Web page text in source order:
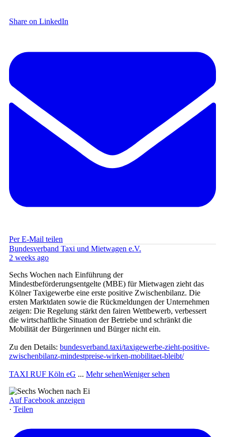
Share on LinkedIn
Per E-Mail teilen
Bundesverband Taxi und Mietwagen e.V.
2 weeks ago
Sechs Wochen nach Einführung der
Mindestbeförderungsentgelte (MBE) für Mietwagen zieht das
Kölner Taxigewerbe eine erste positive Zwischenbilanz. Die
ersten Marktdaten sowie die Rückmeldungen der Unternehmen
zeigen: Die Regelung stärkt den fairen Wettbewerb, verbessert
die wirtschaftliche Situation der Betriebe und schränkt die
Mobilität der Bürgerinnen und Bürger nicht ein.
Zu den Details: bundesverband.taxi/taxigewerbe-zieht-positive-
zwischenbilanz-mindestpreise-wirken-mobilitaet-bleibt/
TAXI RUF Köln eG ... Mehr sehenWeniger sehen
Auf Facebook anzeigen
· Teilen